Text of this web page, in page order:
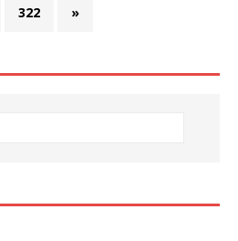
322 »